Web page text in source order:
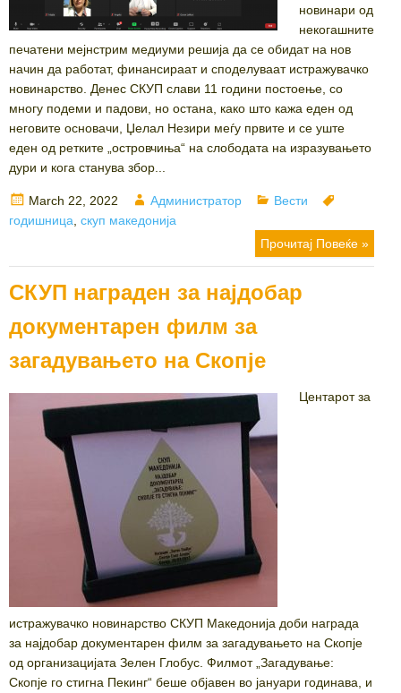
новинари од
некогашните
печатени мејнстрим медиуми решија да се обидат на нов
начин да работат, финансираат и споделуваат истражувачко
новинарство. Денес СКУП слави 11 години постоење, со
многу подеми и падови, но остана, како што кажа еден од
неговите основачи, Џелал Незири меѓу првите и се уште
еден од ретките „островчиња“ на слободата на изразувањето
дури и кога станува збор...
Posted
on
March 22, 2022 Author
Администратор Categories
Вести
годишница скуп македонија
Прочитај Повеќе »
СКУП награден за најдобар
документарен филм за
загадувањето на Скопје
Центарот за
истражувачко новинарство СКУП Македонија доби награда
за најдобар документарен филм за загадувањето на Скопје
од организацијата Зелен Глобус. Филмот „Загадување:
Скопје го стигна Пекинг“ беше објавен во јануари годинава, и